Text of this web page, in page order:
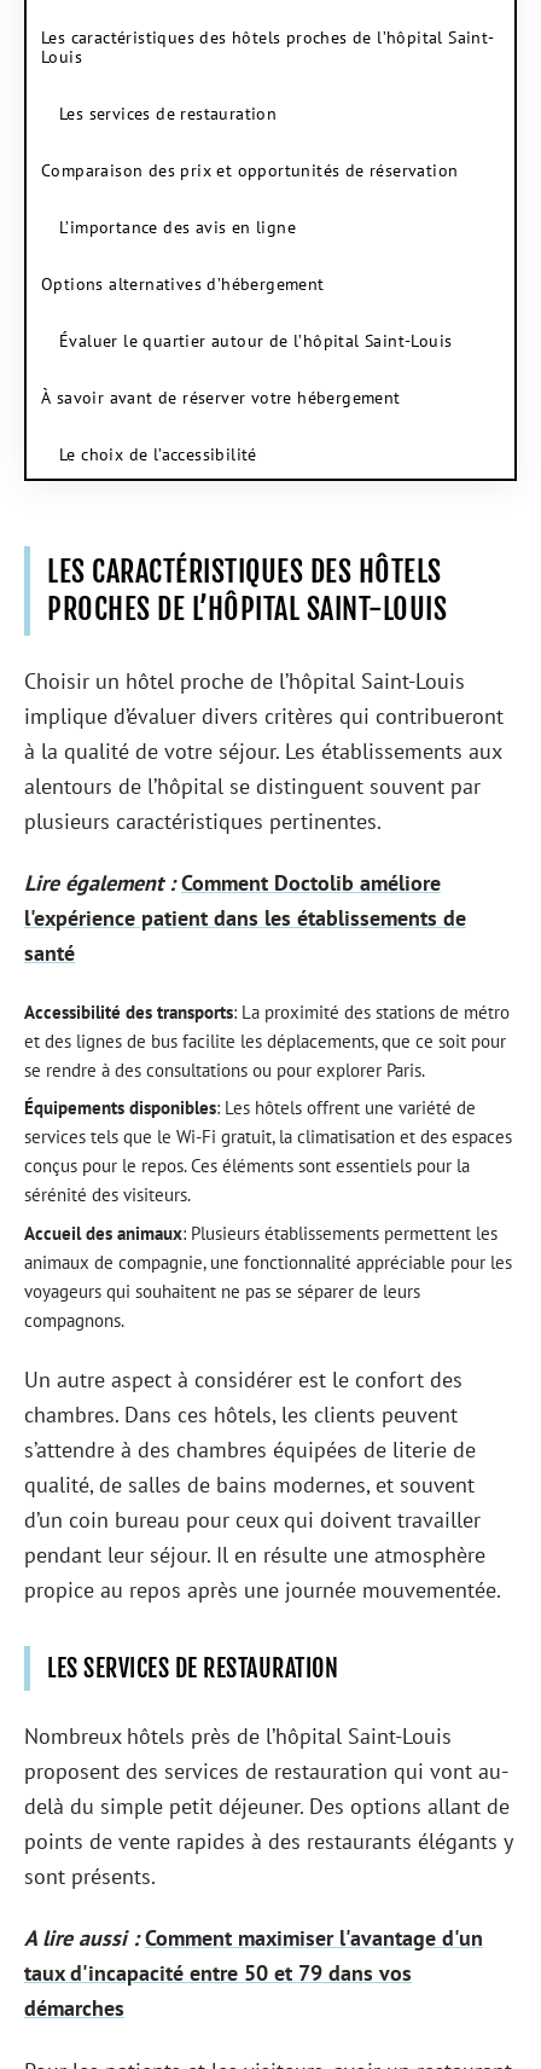
Les caractéristiques des hôtels proches de l’hôpital Saint-
Louis
Les services de restauration
Comparaison des prix et opportunités de réservation
L’importance des avis en ligne
Options alternatives d’hébergement
Évaluer le quartier autour de l’hôpital Saint-Louis
À savoir avant de réserver votre hébergement
Le choix de l’accessibilité
LES CARACTÉRISTIQUES DES HÔTELS
PROCHES DE L’HÔPITAL SAINT-LOUIS
Choisir un hôtel proche de l’hôpital Saint-Louis
implique d’évaluer divers critères qui contribueront
à la qualité de votre séjour. Les établissements aux
alentours de l’hôpital se distinguent souvent par
plusieurs caractéristiques pertinentes.
Lire également : Comment Doctolib améliore
l'expérience patient dans les établissements de
santé
Accessibilité des transports: La proximité des stations de métro
et des lignes de bus facilite les déplacements, que ce soit pour
se rendre à des consultations ou pour explorer Paris.
Équipements disponibles: Les hôtels offrent une variété de
services tels que le Wi-Fi gratuit, la climatisation et des espaces
conçus pour le repos. Ces éléments sont essentiels pour la
sérénité des visiteurs.
Accueil des animaux: Plusieurs établissements permettent les
animaux de compagnie, une fonctionnalité appréciable pour les
voyageurs qui souhaitent ne pas se séparer de leurs
compagnons.
Un autre aspect à considérer est le confort des
chambres. Dans ces hôtels, les clients peuvent
s’attendre à des chambres équipées de literie de
qualité, de salles de bains modernes, et souvent
d’un coin bureau pour ceux qui doivent travailler
pendant leur séjour. Il en résulte une atmosphère
propice au repos après une journée mouvementée.
LES SERVICES DE RESTAURATION
Nombreux hôtels près de l’hôpital Saint-Louis
proposent des services de restauration qui vont au-
delà du simple petit déjeuner. Des options allant de
points de vente rapides à des restaurants élégants y
sont présents.
A lire aussi : Comment maximiser l'avantage d'un
taux d'incapacité entre 50 et 79 dans vos
démarches